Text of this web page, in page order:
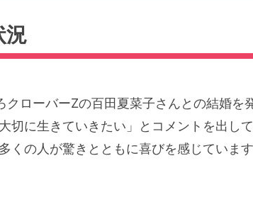
況
ローバーZの百田夏菜子さんとの結婚を
切に生きていきたい」とコメントを出し
の人が驚きとともに喜びを感じています